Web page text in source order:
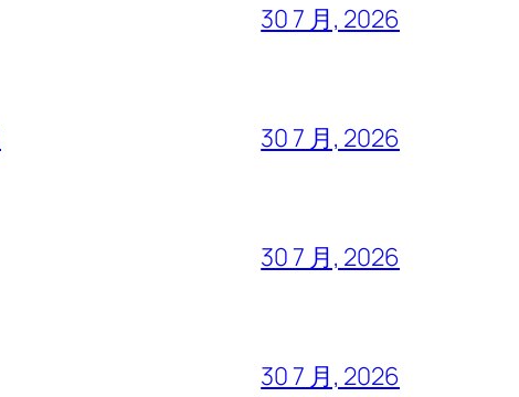
30 7 月, 2026
30 7 月, 2026
30 7 月, 2026
30 7 月, 2026